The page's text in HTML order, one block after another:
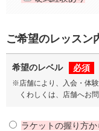
ご希望のレッスン
希望のレベル 必須
店舗により、入会・体
くわしくは、店舗へお
ラケットの握り方